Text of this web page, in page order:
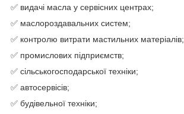
✅ видачі масла у сервісних центрах;
✅ маслороздавальних систем;
✅ контролю витрати мастильних матеріалів;
✅ промислових підприємств;
✅ сільськогосподарської техніки;
✅ автосервісів;
✅ будівельної техніки;